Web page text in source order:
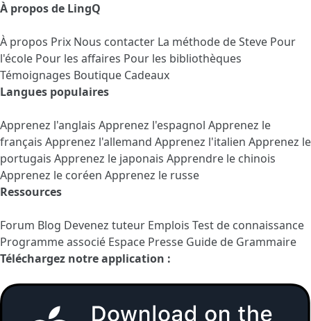
À propos de LingQ
À propos Prix Nous contacter La méthode de Steve Pour
l'école Pour les affaires Pour les bibliothèques
Témoignages Boutique Cadeaux
Langues populaires
Apprenez l'anglais Apprenez l'espagnol Apprenez le
français Apprenez l'allemand Apprenez l'italien Apprenez le
portugais Apprenez le japonais Apprendre le chinois
Apprenez le coréen Apprenez le russe
Ressources
Forum Blog Devenez tuteur Emplois Test de connaissance
Programme associé Espace Presse Guide de Grammaire
Téléchargez notre application :